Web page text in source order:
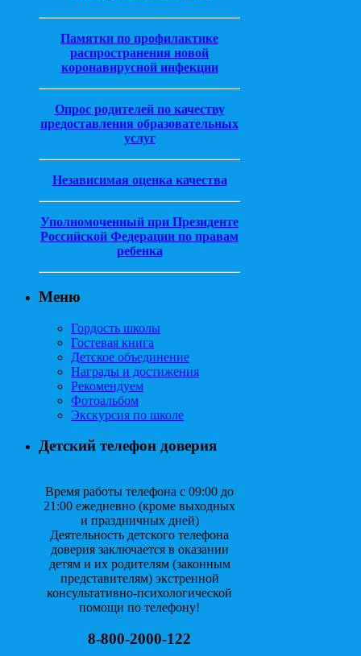
Памятки по профилактике
распространения новой
коронавирусной инфекции
Опрос родителей по качеству
предоставления образовательных
услуг
Независимая оценка качества
Уполномоченный при Президенте
Российской Федерации по правам
ребенка
Меню
Гордость школы
Гостевая книга
Детское объединение
Награды и достижения
Рекомендуем
Фотоальбом
Экскурсия по школе
Детский телефон доверия
Время работы телефона с 09:00 до
21:00 ежедневно (кроме выходных
и праздничных дней)
Деятельность детского телефона
доверия заключается в оказании
детям и их родителям (законным
представителям) экстренной
консультативно-психологической
помощи по телефону!
8-800-2000-122